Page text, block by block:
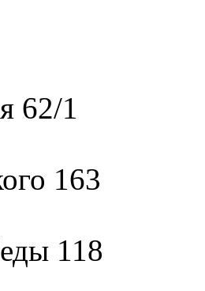
62/1
163
118